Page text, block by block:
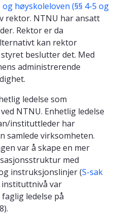
høyskoleloven (§§ 4-5 og
rektor. NTNU har ansatt
Rektor er da
kan rektor
beslutter det. Med
administrerende
ledelse som
NTNU. Enhetlig ledelse
instituttleder har
samlede virksomheten.
var å skape en mer
med
instruksjonslinjer (S-sak
instituttnivå var
ledelse på